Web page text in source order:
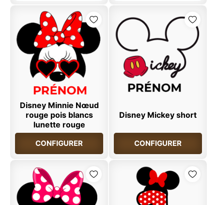
Disney Minnie Nœud
rouge pois blancs
lunette rouge
CONFIGURER
Disney Mickey short
CONFIGURER